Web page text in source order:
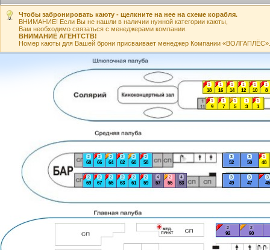
Чтобы забронировать каюту - щелкните на нее на схеме корабля.
ВНИМАНИЕ! Если Вы не нашли в наличии нужной категории каюты,
Вам необходимо связаться с менеджерами компании.
ВНИМАНИЕ АГЕНТСТВ!
Номер каюты для Вашей брони присваивает менеджер Компании «ВОЛГАПЛЁС».
1
1
1
10
1
12
1
14
1
16
1
18
1
3
3
45
3
47
1
48
3
49
1
5
3
50
3
52
4
53
2
55
4
57
2
58
2
59
2
60
2
61
2
62
2
63
2
64
2
65
2
66
2
67
2
68
2
69
1
7
1
8
1
9
2
90
2
92